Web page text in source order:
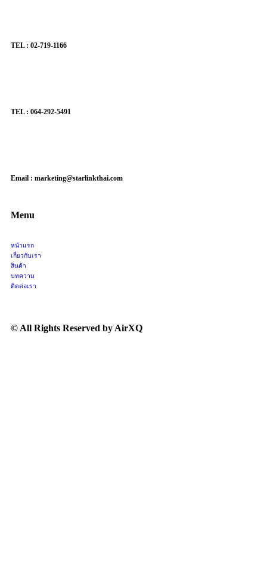
TEL : 02-719-1166
TEL : 064-292-5491
Email : marketing@starlinkthai.com
Menu
หน้าแรก
เกี่ยวกับเรา
สินค้า
บทความ
ติดต่อเรา
© All Rights Reserved by AirXQ